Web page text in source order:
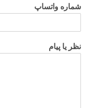
شماره واتساپ
نظر یا پیام